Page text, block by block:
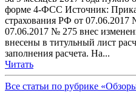
форме 4-ФСС Источник:
страхования РФ от
07.06.2017 № 275 внес
внесены в титульный лист
заполнения расчета. На...
Читать
Все статьи по рубрике